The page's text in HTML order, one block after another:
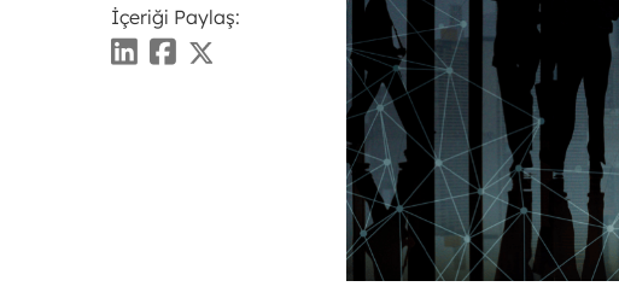
İçeriği Paylaş: